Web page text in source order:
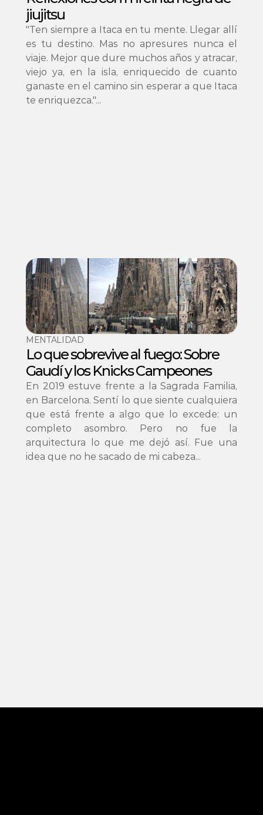
jiujitsu
"Ten siempre a Itaca en tu mente. Llegar allí
es tu destino. Mas no apresures nunca el
viaje. Mejor que dure muchos años y atracar,
viejo ya, en la isla, enriquecido de cuanto
ganaste en el camino sin esperar a que Itaca
te enriquezca."...
MENTALIDAD
Lo que sobrevive al fuego: Sobre
Gaudí y los Knicks Campeones
En 2019 estuve frente a la Sagrada Familia,
en Barcelona. Sentí lo que siente cualquiera
que está frente a algo que lo excede: un
completo asombro. Pero no fue la
arquitectura lo que me dejó así. Fue una
idea que no he sacado de mi cabeza...